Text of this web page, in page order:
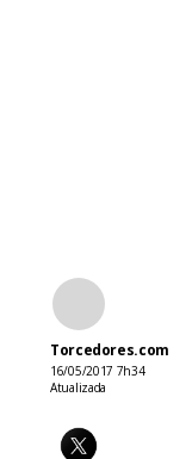
Torcedores.com
16/05/2017 7h34
Atualizada